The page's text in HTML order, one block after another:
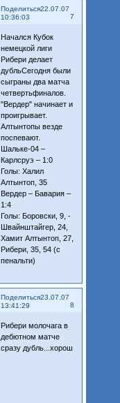
Поделиться
7
22.07.07
10:36:03
Начался Кубок
немецкой лиги
Рибери делает
дубльСегодня были
сыграны два матча
четвертьфиналов.
"Вердер" начинает и
проигрывает.
Алтынтопы везде
поспевают.
Шальке-04 –
Карлсруэ – 1:0
Голы: Халил
Алтынтоп, 35
Вердер – Бавария –
1:4
Голы: Боровски, 9, -
Швайнштайгер, 24,
Хамит Алтынтоп, 27,
Рибери, 35, 54 (с
пенальти)
Поделиться
8
23.07.07
13:41:29
Рибери молочага в
дебютном матче
сразу дубль...хорош